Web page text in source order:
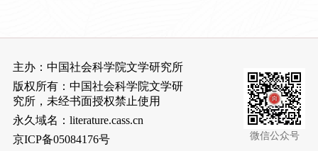
主办：中国社会科学院文学研究所
版权所有：中国社会科学院文学研
究所，未经书面授权禁止使用
永久域名：literature.cass.cn
京ICP备05084176号
微信公众号